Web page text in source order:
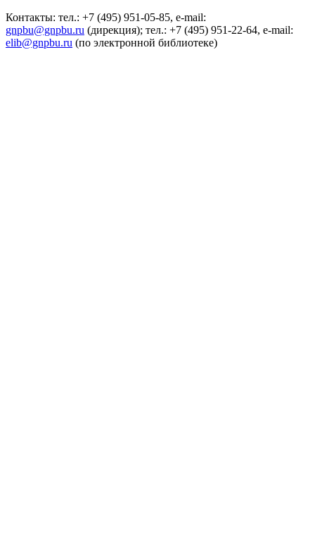
Контакты: тел.: +7 (495) 951-05-85, e-mail:
gnpbu@gnpbu.ru (дирекция); тел.: +7 (495) 951-22-64, e-mail:
elib@gnpbu.ru (по электронной библиотеке)